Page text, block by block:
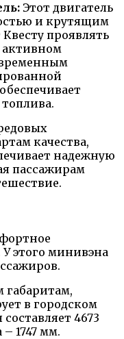
Этот двигатель
и крутящим
проявлять
качества,
надежную
пассажирам
этого минивэна
габаритам,
в городском
4673
1747 мм.